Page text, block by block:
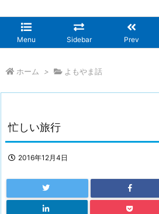
Menu Sidebar Prev
ホーム > よもやま話
忙しい旅行
2016年12月4日